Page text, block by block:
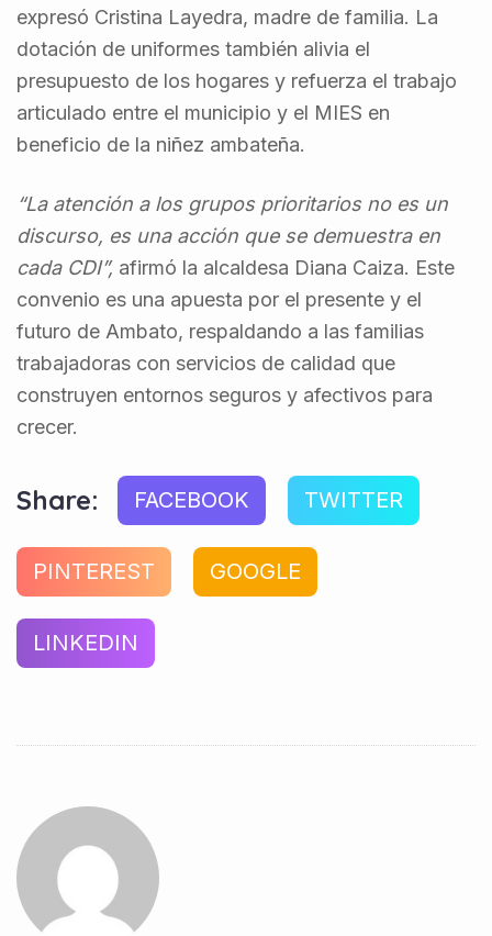
expresó Cristina Layedra, madre de familia. La
dotación de uniformes también alivia el
presupuesto de los hogares y refuerza el trabajo
articulado entre el municipio y el MIES en
beneficio de la niñez ambateña.
“La atención a los grupos prioritarios no es un
discurso, es una acción que se demuestra en
cada CDI”, afirmó la alcaldesa Diana Caiza. Este
convenio es una apuesta por el presente y el
futuro de Ambato, respaldando a las familias
trabajadoras con servicios de calidad que
construyen entornos seguros y afectivos para
crecer.
Share: FACEBOOK TWITTER
PINTEREST GOOGLE
LINKEDIN